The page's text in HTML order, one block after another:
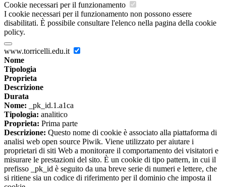
Cookie necessari per il funzionamento
I cookie necessari per il funzionamento non possono essere
disabilitati. È possibile consultare l'elenco nella pagina della cookie
policy.
www.torricelli.edu.it
Nome
Tipologia
Proprieta
Descrizione
Durata
Nome: _pk_id.1.a1ca
Tipologia: analitico
Proprieta: Prima parte
Descrizione: Questo nome di cookie è associato alla piattaforma di
analisi web open source Piwik. Viene utilizzato per aiutare i
proprietari di siti Web a monitorare il comportamento dei visitatori e
misurare le prestazioni del sito. È un cookie di tipo pattern, in cui il
prefisso _pk_id è seguito da una breve serie di numeri e lettere, che
si ritiene sia un codice di riferimento per il dominio che imposta il